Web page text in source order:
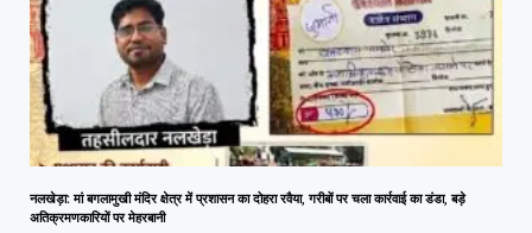
नलखेड़ा: मां बगलामुखी मंदिर क्षेत्र में प्रशासन का दोहरा रवैया, गरीबों पर चला कार्रवाई का डंडा, बड़े
अतिक्रमणकारियों पर मेहरबानी